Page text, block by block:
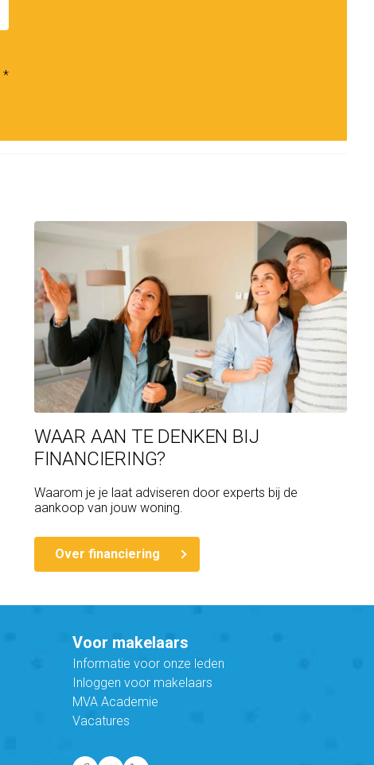
*
WAAR AAN TE DENKEN BIJ
FINANCIERING?
Waarom je je laat adviseren door experts bij de
aankoop van jouw woning.
Over financiering
Voor makelaars
Informatie voor onze leden
Inloggen voor makelaars
MVA Academie
Vacatures